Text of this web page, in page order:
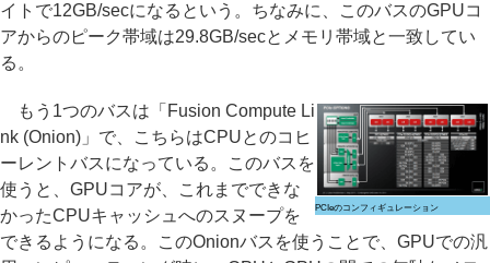
イトで12GB/secになるという。ちなみに、このバスのGPUコ
アからのピーク帯域は29.8GB/secとメモリ帯域と一致してい
る。
PCIeのコンフィギュレーション
もう1つのバスは「Fusion Compute Li
nk (Onion)」で、こちらはCPUとのコヒ
ーレントバスになっている。このバスを
使うと、GPUコアが、これまでできな
かったCPUキャッシュへのスヌープを
できるようになる。このOnionバスを使うことで、GPUでの汎